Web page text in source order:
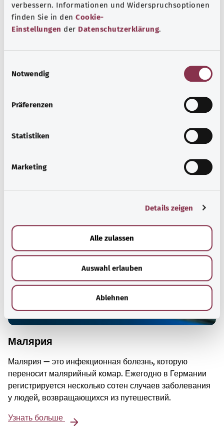
verbessern. Informationen und Widerspruchsoptionen
finden Sie in den Cookie-
Einstellungen der Datenschutzerklärung.
Notwendig
Präferenzen
Statistiken
Marketing
Details zeigen
Alle zulassen
Auswahl erlauben
Ablehnen
Указание
Источник
hab’ ich? GmbH по поручению Bundesministerium für
здравоохранения).
Для хорошей осведомленности
Другие статьи
Малярия
Малярия — это инфекционная болезнь, которую
переносит малярийный комар. Ежегодно в Германии
регистрируется несколько сотен случаев заболевания
у людей, возвращающихся из путешествий.
Узнать больше